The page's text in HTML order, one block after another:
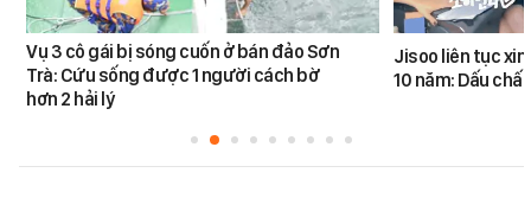
Vụ 3 cô gái bị sóng cuốn ở bán đảo Sơn
Trà: Cứu sống được 1 người cách bờ
hơn 2 hải lý
Jisoo liên tục
10 năm: Dấu